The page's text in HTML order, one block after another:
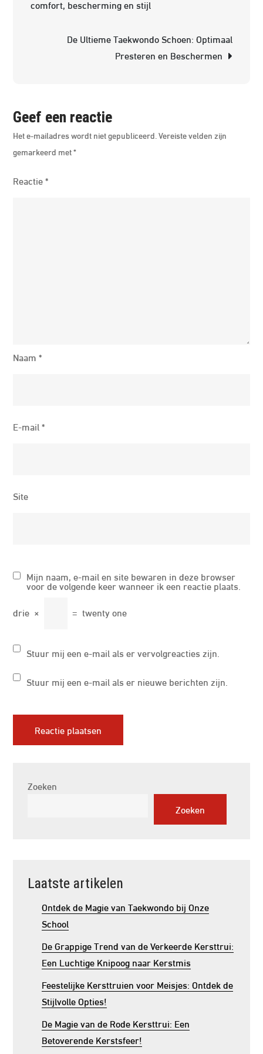
comfort, bescherming en stijl
De Ultieme Taekwondo Schoen: Optimaal
Presteren en Beschermen
Geef een reactie
Het e-mailadres wordt niet gepubliceerd. Vereiste velden zijn
gemarkeerd met*
Reactie*
Naam*
E-mail*
Site
Mijn naam, e-mail en site bewaren in deze browser
voor de volgende keer wanneer ik een reactie plaats.
drie × = twenty one
Stuur mij een e-mail als er vervolgreacties zijn.
Stuur mij een e-mail als er nieuwe berichten zijn.
Zoeken
Zoeken
Laatste artikelen
Ontdek de Magie van Taekwondo bij Onze
School
De Grappige Trend van de Verkeerde Kersttrui:
Een Luchtige Knipoog naar Kerstmis
Feestelijke Kersttruien voor Meisjes: Ontdek de
Stijlvolle Opties!
De Magie van de Rode Kersttrui: Een
Betoverende Kerstsfeer!